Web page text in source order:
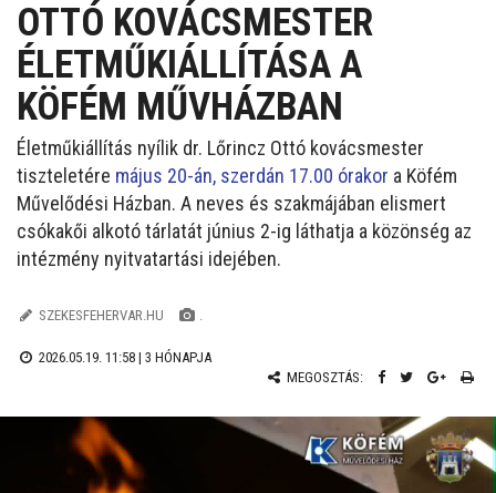
OTTÓ KOVÁCSMESTER
ÉLETMŰKIÁLLÍTÁSA A
KÖFÉM MŰVHÁZBAN
Életműkiállítás nyílik dr. Lőrincz Ottó kovácsmester
tiszteletére május 20-án, szerdán 17.00 órakor a Köfém
Művelődési Házban. A neves és szakmájában elismert
csókakői alkotó tárlatát június 2-ig láthatja a közönség az
intézmény nyitvatartási idejében.
SZEKESFEHERVAR.HU .
2026.05.19. 11:58 | 3 HÓNAPJA
MEGOSZTÁS: